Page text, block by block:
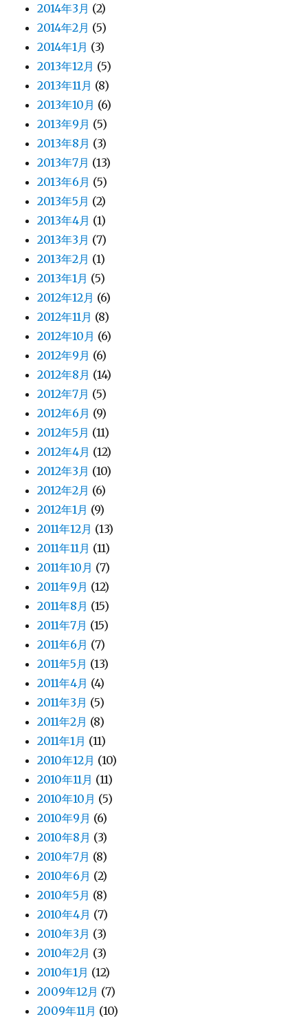
2014年3月 (2)
2014年2月 (5)
2014年1月 (3)
2013年12月 (5)
2013年11月 (8)
2013年10月 (6)
2013年9月 (5)
2013年8月 (3)
2013年7月 (13)
2013年6月 (5)
2013年5月 (2)
2013年4月 (1)
2013年3月 (7)
2013年2月 (1)
2013年1月 (5)
2012年12月 (6)
2012年11月 (8)
2012年10月 (6)
2012年9月 (6)
2012年8月 (14)
2012年7月 (5)
2012年6月 (9)
2012年5月 (11)
2012年4月 (12)
2012年3月 (10)
2012年2月 (6)
2012年1月 (9)
2011年12月 (13)
2011年11月 (11)
2011年10月 (7)
2011年9月 (12)
2011年8月 (15)
2011年7月 (15)
2011年6月 (7)
2011年5月 (13)
2011年4月 (4)
2011年3月 (5)
2011年2月 (8)
2011年1月 (11)
2010年12月 (10)
2010年11月 (11)
2010年10月 (5)
2010年9月 (6)
2010年8月 (3)
2010年7月 (8)
2010年6月 (2)
2010年5月 (8)
2010年4月 (7)
2010年3月 (3)
2010年2月 (3)
2010年1月 (12)
2009年12月 (7)
2009年11月 (10)